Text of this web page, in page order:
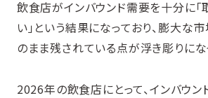
飲食店がインバウンド需要を十分に「
い」という結果になっており、膨大な
のまま残されている点が浮き彫りにな
2026年の飲食店にとって、インバウン